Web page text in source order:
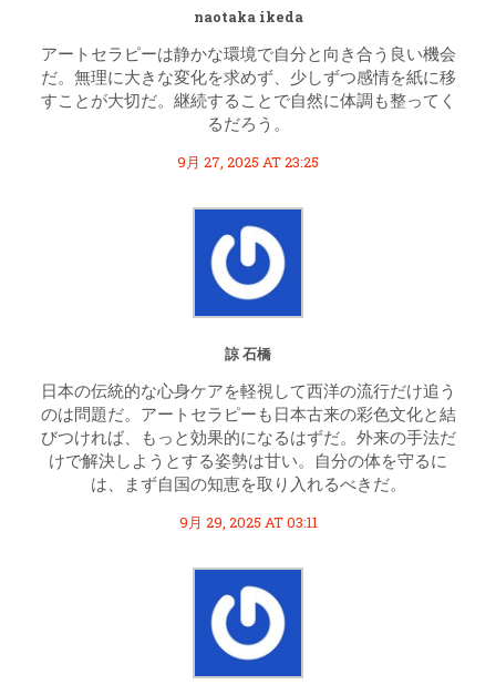
naotaka ikeda
アートセラピーは静かな環境で自分と向き合う良い機会
だ。無理に大きな変化を求めず、少しずつ感情を紙に移
すことが大切だ。継続することで自然に体調も整ってく
るだろう。
9月 27, 2025 AT 23:25
諒 石橋
日本の伝統的な心身ケアを軽視して西洋の流行だけ追う
のは問題だ。アートセラピーも日本古来の彩色文化と結
びつければ、もっと効果的になるはずだ。外来の手法だ
けで解決しようとする姿勢は甘い。自分の体を守るに
は、まず自国の知恵を取り入れるべきだ。
9月 29, 2025 AT 03:11